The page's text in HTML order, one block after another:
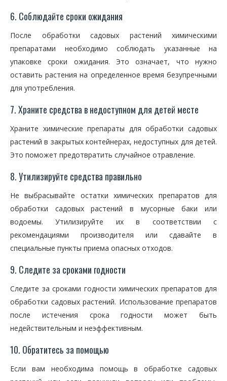
6. Соблюдайте сроки ожидания
После обработки садовых растений химическими
препаратами необходимо соблюдать указанные на
упаковке сроки ожидания. Это означает, что нужно
оставить растения на определенное время безупречными
для употребления.
7. Храните средства в недоступном для детей месте
Храните химические препараты для обработки садовых
растений в закрытых контейнерах, недоступных для детей.
Это поможет предотвратить случайное отравление.
8. Утилизируйте средства правильно
Не выбрасывайте остатки химических препаратов для
обработки садовых растений в мусорные баки или
водоемы. Утилизируйте их в соответствии с
рекомендациями производителя или сдавайте в
специальные пункты приема опасных отходов.
9. Следите за сроками годности
Следите за сроками годности химических препаратов для
обработки садовых растений. Использование препаратов
после истечения срока годности может быть
недействительным и неэффективным.
10. Обратитесь за помощью
Если вам необходима помощь в обработке садовых